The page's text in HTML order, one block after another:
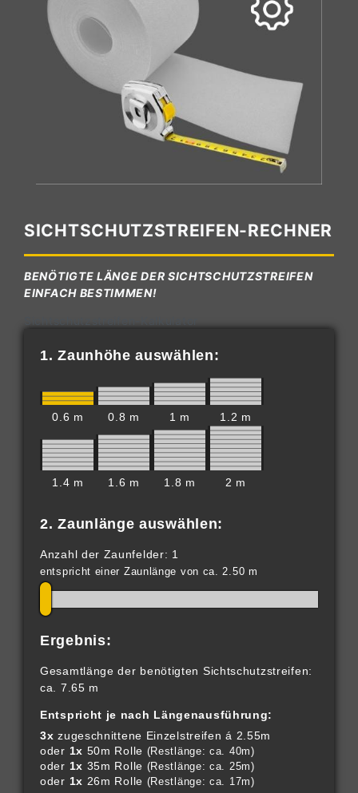
SICHTSCHUTZSTREIFEN-RECHNER
BENÖTIGTE LÄNGE DER SICHTSCHUTZSTREIFEN
EINFACH BESTIMMEN!
1. Zaunhöhe auswählen:
0.6 m 0.8 m 1 m 1.2 m
1.4 m 1.6 m 1.8 m 2 m
2. Zaunlänge auswählen:
Anzahl der Zaunfelder: 1
entspricht einer Zaunlänge von ca. 2.50 m
Ergebnis:
Gesamtlänge der benötigten Sichtschutzstreifen:
ca. 7.65 m
Entspricht je nach Längenausführung:
3x zugeschnittene Einzelstreifen á 2.55m
oder 1x 50m Rolle (Restlänge: ca. 40m)
oder 1x 35m Rolle (Restlänge: ca. 25m)
oder 1x 26m Rolle (Restlänge: ca. 17m)